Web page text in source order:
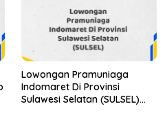
Lowongan Pramuniaga
Indomaret Di Provinsi
Sulawesi Selatan (SULSEL)